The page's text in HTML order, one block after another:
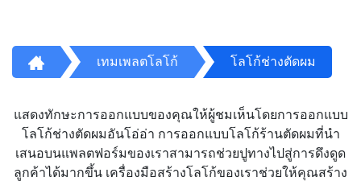
เทมเพลตโลโก้ โลโก้ช่างตัดผม
แสดงทักษะการออกแบบของคุณให้ผู้ชมเห็นโดยการออกแบบ
โลโก้ช่างตัดผมอันโอ่อ่า การออกแบบโลโก้ร้านตัดผมที่นำ
เสนอบนแพลตฟอร์มของเราสามารถช่วยปูทางไปสู่การดึงดูด
ลูกค้าได้มากขึ้น เครื่องมือสร้างโลโก้ของเราช่วยให้คุณสร้าง